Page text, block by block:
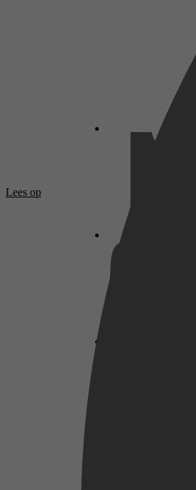
Lees op